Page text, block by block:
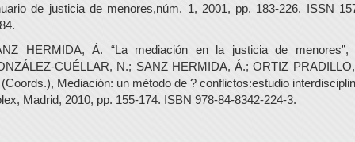
de justicia de menores,núm. 1, 2001, pp. 183-226. ISSN
HERMIDA, Á. “La mediación en la justicia de menores”,
CUÉLLAR, N.; SANZ HERMIDA, Á.; ORTIZ
Mediación: un método de ? conflictos:estudio
Madrid, 2010, pp. 155-174. ISBN 978-84-8342-224-3.